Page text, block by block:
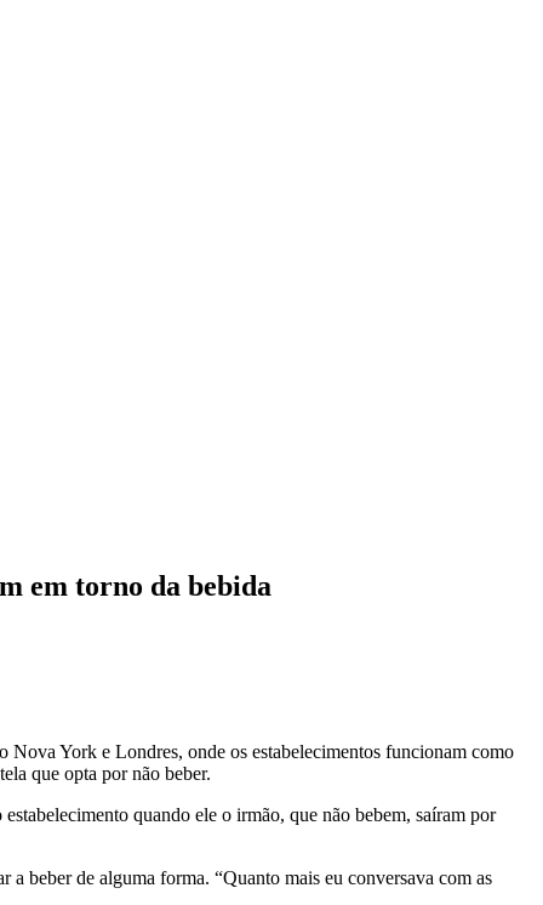
em torno da bebida
Nova York e Londres, onde os estabelecimentos funcionam como
que opta por não beber.
quando ele o irmão, que não bebem, saíram por
beber de alguma forma. “Quanto mais eu conversava com as